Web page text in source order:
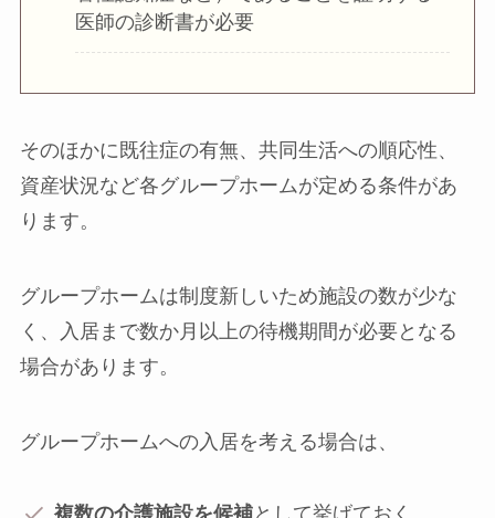
医師の診断書が必要
そのほかに既往症の有無、共同生活への順応性、
資産状況など各グループホームが定める条件があ
ります。
グループホームは制度新しいため施設の数が少な
く、入居まで数か月以上の待機期間が必要となる
場合があります。
グループホームへの入居を考える場合は、
複数の介護施設を候補として挙げておく